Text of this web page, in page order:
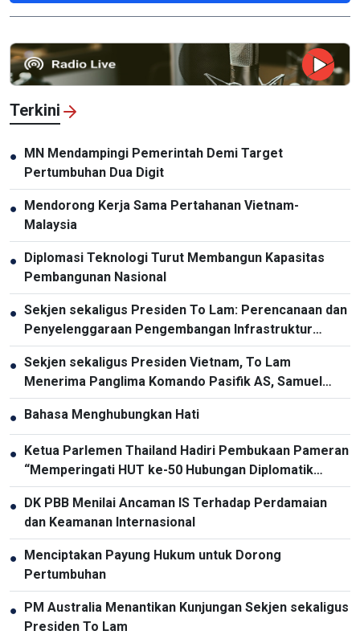
Terkini
● MN Mendampingi Pemerintah Demi Target
Pertumbuhan Dua Digit
● Mendorong Kerja Sama Pertahanan Vietnam-
Malaysia
● Diplomasi Teknologi Turut Membangun Kapasitas
Pembangunan Nasional
● Sekjen sekaligus Presiden To Lam: Perencanaan dan
Penyelenggaraan Pengembangan Infrastruktur
Harus Diperbarui
● Sekjen sekaligus Presiden Vietnam, To Lam
Menerima Panglima Komando Pasifik AS, Samuel
Paparo
● Bahasa Menghubungkan Hati
● Ketua Parlemen Thailand Hadiri Pembukaan Pameran
“Memperingati HUT ke-50 Hubungan Diplomatik
Vietnam-Thailand”
● DK PBB Menilai Ancaman IS Terhadap Perdamaian
dan Keamanan Internasional
● Menciptakan Payung Hukum untuk Dorong
Pertumbuhan
● PM Australia Menantikan Kunjungan Sekjen sekaligus
Presiden To Lam